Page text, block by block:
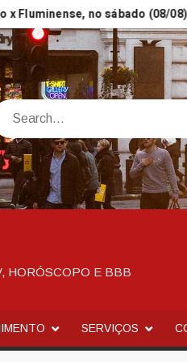
no sábado (08/08) –
Search
HORÓSCOPO E BBB
SERVIÇOS